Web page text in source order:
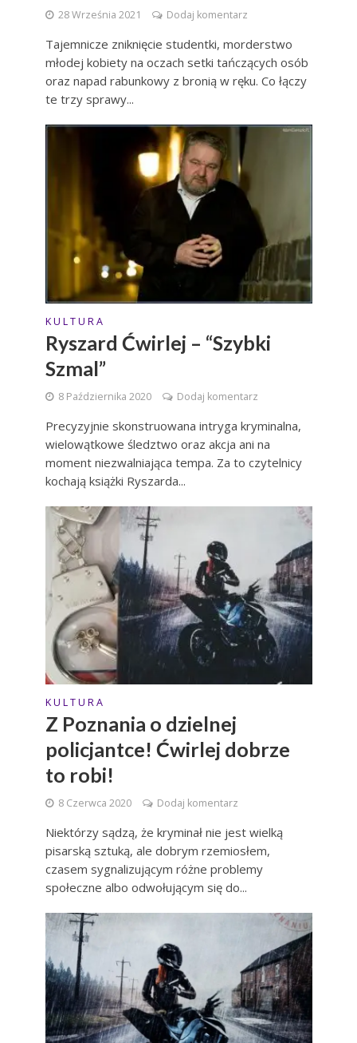
28 Września 2021 Dodaj komentarz
Tajemnicze zniknięcie studentki, morderstwo
młodej kobiety na oczach setki tańczących osób
oraz napad rabunkowy z bronią w ręku. Co łączy
te trzy sprawy...
K U L T U R A
Ryszard Ćwirlej – “Szybki
Szmal”
8 Października 2020 Dodaj komentarz
Precyzyjnie skonstruowana intryga kryminalna,
wielowątkowe śledztwo oraz akcja ani na
moment niezwalniająca tempa. Za to czytelnicy
kochają książki Ryszarda...
K U L T U R A
Z Poznania o dzielnej
policjantce! Ćwirlej dobrze
to robi!
8 Czerwca 2020 Dodaj komentarz
Niektórzy sądzą, że kryminał nie jest wielką
pisarską sztuką, ale dobrym rzemiosłem,
czasem sygnalizującym różne problemy
społeczne albo odwołującym się do...